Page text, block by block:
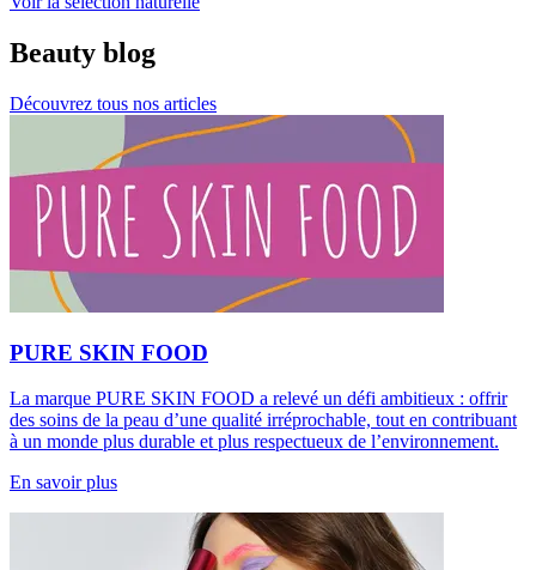
Beauty blog
Découvrez tous nos articles
PURE SKIN FOOD
La marque PURE SKIN FOOD a relevé un défi ambitieux : offrir
des soins de la peau d’une qualité irréprochable, tout en contribuant
à un monde plus durable et plus respectueux de l’environnement.
En savoir plus